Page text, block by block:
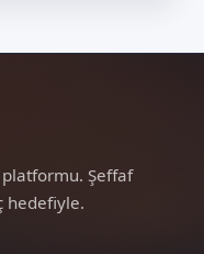
Şeffaf
hedefiyle.